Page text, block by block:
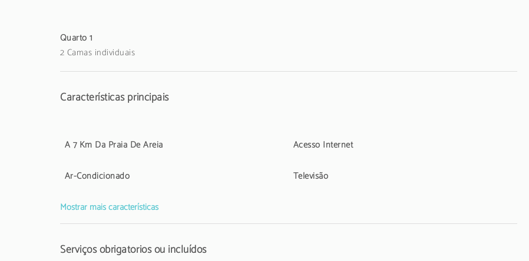
Quarto 1
2 Camas individuais
Características principais
A 7 Km Da Praia De Areia Acesso Internet
Ar-Condicionado Televisão
Mostrar mais características
Serviços obrigatórios ou incluídos